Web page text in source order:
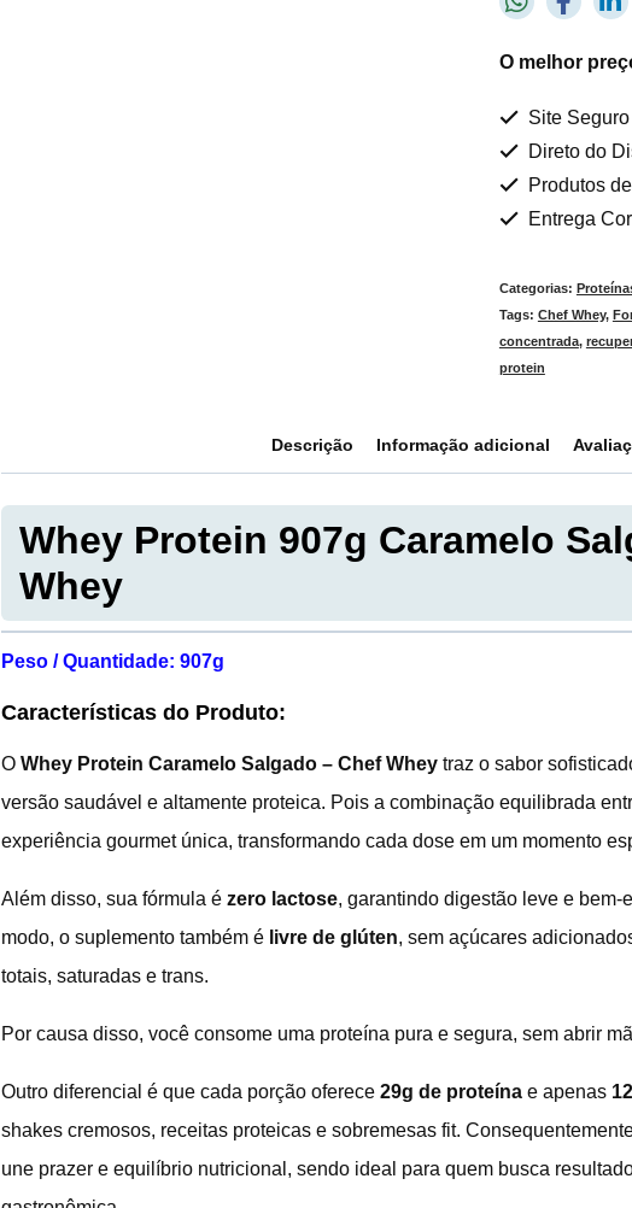
O melhor
Site Seguro
Direto do
Produtos
Entrega
Categorias:
Tags: Chef Whey,
concentrada,
protein
Descrição Informação adicional
Whey Protein 907g Caramelo
Whey
Peso / Quantidade: 907g
Características do Produto:
O Whey Protein Caramelo Salgado – Chef Whey traz o sabor
versão saudável e altamente proteica. Pois a combinação equilibrada
experiência gourmet única, transformando cada dose em um momento
Além disso, sua fórmula é zero lactose, garantindo digestão leve e
modo, o suplemento também é livre de glúten, sem açúcares
totais, saturadas e trans.
Por causa disso, você consome uma proteína pura e segura, sem abrir
Outro diferencial é que cada porção oferece 29g de proteína e apenas
shakes cremosos, receitas proteicas e sobremesas fit.
une prazer e equilíbrio nutricional, sendo ideal para quem busca